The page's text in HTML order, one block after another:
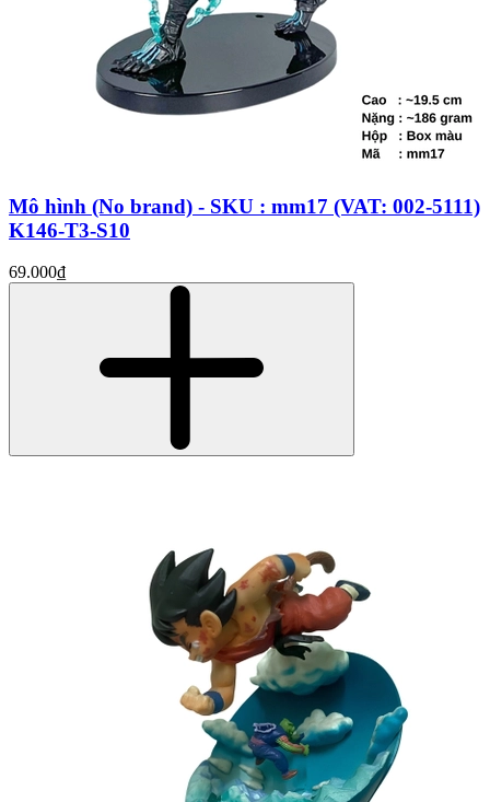
Mô hình (No brand) - SKU : mm17 (VAT: 002-5111)
K146-T3-S10
69.000₫